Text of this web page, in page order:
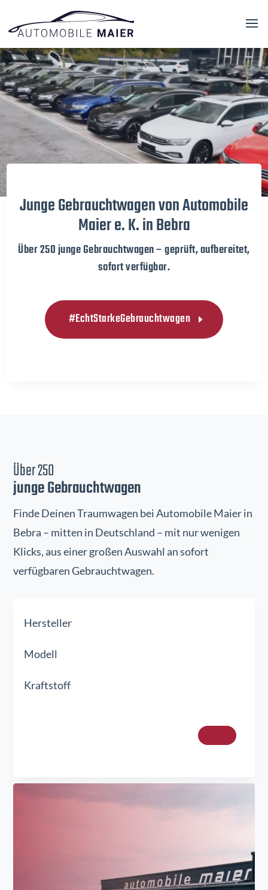
Video-
Player
Junge Gebrauchtwagen von Automobile
Maier e. K. in Bebra
Über 250 junge Gebrauchtwagen – geprüft, aufbereitet,
sofort verfügbar.
#EchtStarkeGebrauchtwagen
Über 250
junge Gebrauchtwagen
Finde Deinen Traumwagen bei Automobile Maier in
Bebra – mitten in Deutschland – mit nur wenigen
Klicks, aus einer großen Auswahl an sofort
verfügbaren Gebrauchtwagen.
Hersteller
Modell
Kraftstoff